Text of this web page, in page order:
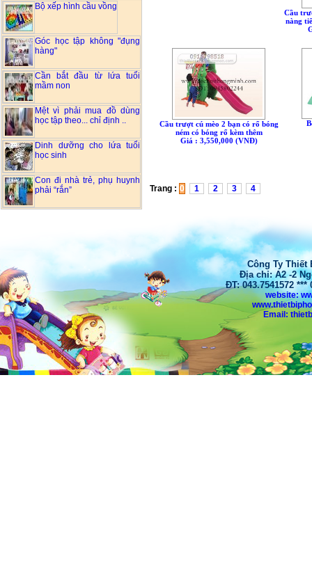
Bộ xếp hình cầu vồng
Góc học tập không "đụng
hàng"
Cần bắt đầu từ lứa tuổi
mầm non
Mệt vì phải mua đồ dùng
học tập theo... chỉ định ..
Dinh dưỡng cho lứa tuổi
học sinh
Con đi nhà trẻ, phụ huynh
phải “rắn”
Cầu
nàng
Cầu trượt cú mèo 2 bạn có rổ bóng
ném có bóng rổ kèm thêm
Giá : 3,550,000 (VNÐ)
Trang : 0 1 2 3 4
Công Ty Thiết
Địa chỉ: A2 -2
ĐT: 043.7541572 ***
website:
Email: